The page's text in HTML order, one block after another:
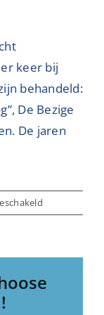
keer bij
behandeld:
De Bezige
De jaren
voor
Geschiedenis